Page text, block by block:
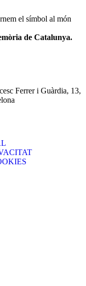
el símbol al món
de Catalunya.
Ferrer i Guàrdia, 13,